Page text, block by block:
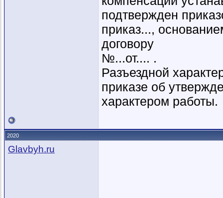
подтвержден
приказ...,
договору
№...от.... .
Разъездной
приказе об
характером работы.
2020
Glavbyh.ru